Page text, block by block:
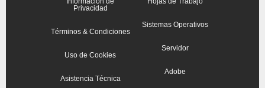
Privacidad
Términos & Condiciones
Uso de Cookies
Asistencia Técnica
Sistemas Operativos
Servidor
Adobe